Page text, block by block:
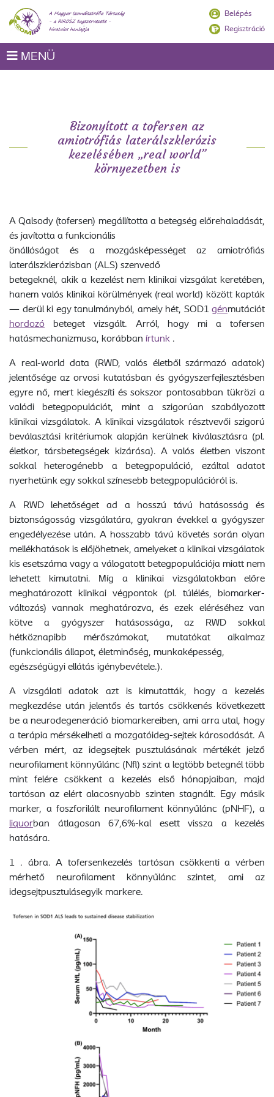
Belépés
Regisztráció
MENÜ
Bizonyított a tofersen az
amiotrófiás laterálszklerózis
kezelésében „real world”
környezetben is
A Qalsody (tofersen) megállította a betegség előrehaladását,
és javította a funkcionális
önállóságot és a mozgásképességet az amiotrófiás
laterálszklerózisban (ALS) szenvedő
betegeknél, akik a kezelést nem klinikai vizsgálat keretében,
hanem valós klinikai körülmények (real world) között kapták
— derül ki egy tanulmányból, amely hét, SOD1 génmutációt
hordozó beteget vizsgált. Arról, hogy mi a tofersen
hatásmechanizmusa, korábban írtunk .
A real-world data (RWD, valós életből származó adatok)
jelentősége az orvosi kutatásban és gyógyszerfejlesztésben
egyre nő, mert kiegészíti és sokszor pontosabban tükrözi a
valódi betegpopulációt, mint a szigorúan szabályozott
klinikai vizsgálatok. A klinikai vizsgálatok résztvevői szigorú
beválasztási kritériumok alapján kerülnek kiválasztásra (pl.
életkor, társbetegségek kizárása). A valós életben viszont
sokkal heterogénebb a betegpopuláció, ezáltal adatot
nyerhetünk egy sokkal színesebb betegpopulációról is.
A RWD lehetőséget ad a hosszú távú hatásosság és
biztonságosság vizsgálatára, gyakran évekkel a gyógyszer
engedélyezése után. A hosszabb távú követés során olyan
mellékhatások is előjöhetnek, amelyeket a klinikai vizsgálatok
kis esetszáma vagy a válogatott betegpopulációja miatt nem
lehetett kimutatni. Míg a klinikai vizsgálatokban előre
meghatározott klinikai végpontok (pl. túlélés, biomarker-
változás) vannak meghatározva, és ezek eléréséhez van
kötve a gyógyszer hatásossága, az RWD sokkal
hétköznapibb mérőszámokat, mutatókat alkalmaz
(funkcionális állapot, életminőség, munkaképesség,
egészségügyi ellátás igénybevétele.).
A vizsgálati adatok azt is kimutatták, hogy a kezelés
megkezdése után jelentős és tartós csökkenés következett
be a neurodegeneráció biomarkereiben, ami arra utal, hogy
a terápia mérsékelheti a mozgatóideg-sejtek károsodását. A
vérben mért, az idegsejtek pusztulásának mértékét jelző
neurofilament könnyűlánc (Nfl) szint a legtöbb betegnél több
mint felére csökkent a kezelés első hónapjaiban, majd
tartósan az elért alacosnyabb szinten stagnált. Egy másik
marker, a foszforilált neurofilament könnyűlánc (pNHF), a
liquorban átlagosan 67,6%-kal esett vissza a kezelés
hatására.
1 . ábra. A tofersenkezelés tartósan csökkenti a vérben
mérhető neurofilament könnyűlánc szintet, ami az
idegsejtpusztulásegyik markere.